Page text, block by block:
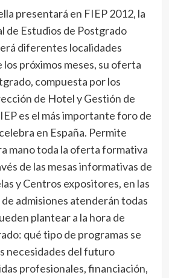
presentará en FIEP 2012, la
de Estudios de Postgrado
diferentes localidades
próximos meses, su oferta
compuesta por los
de Hotel y Gestión de
es el más importante foro de
en España. Permite
mano toda la oferta formativa
de las mesas informativas de
y Centros expositores, en las
admisiones atenderán todas
plantear a la hora de
qué tipo de programas se
necesidades del futuro
profesionales, financiación,